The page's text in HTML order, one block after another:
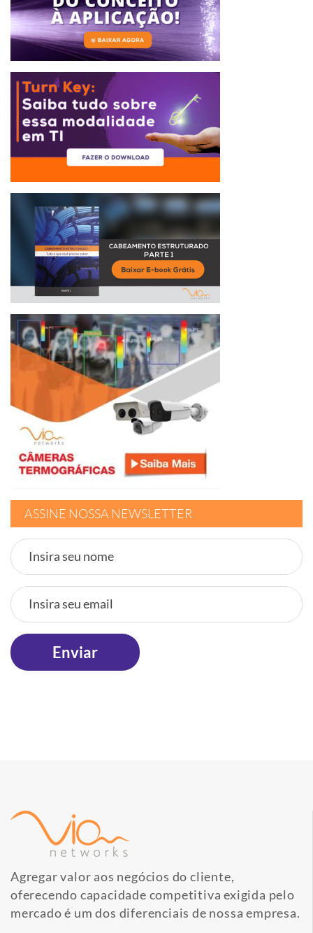
ASSINE NOSSA NEWSLETTER
Agregar valor aos negócios do cliente,
oferecendo capacidade competitiva exigida pelo
mercado é um dos diferenciais de nossa empresa.